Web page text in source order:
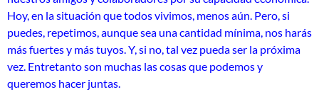
Hoy, en la situación que todos vivimos, menos aún. Pero, si
puedes, repetimos, aunque sea una cantidad mínima, nos harás
más fuertes y más tuyos. Y, si no, tal vez pueda ser la próxima
vez. Entretanto son muchas las cosas que podemos y
queremos hacer juntas.